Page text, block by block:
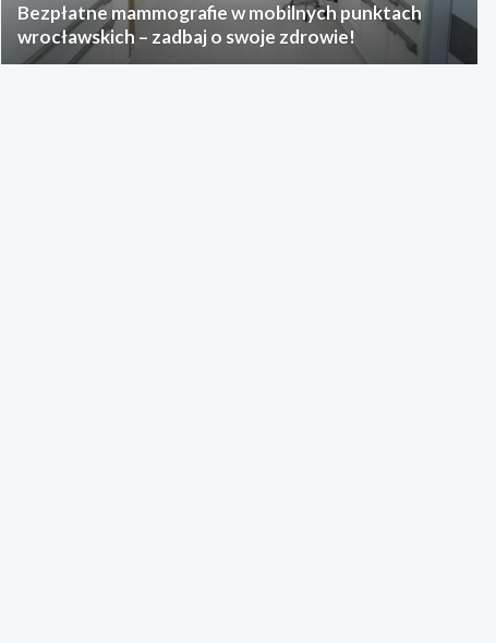
Bezpłatne mammografie w mobilnych punktach
wrocławskich – zadbaj o swoje zdrowie!